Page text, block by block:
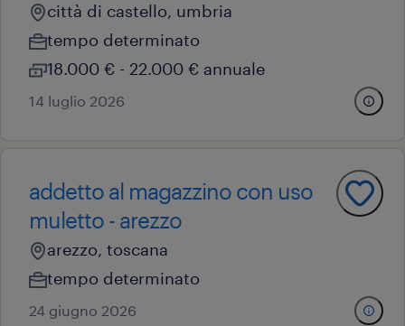
città di castello, umbria
tempo determinato
18.000 € - 22.000 € annuale
14 luglio 2026
addetto al magazzino con uso
muletto - arezzo
arezzo, toscana
tempo determinato
24 giugno 2026